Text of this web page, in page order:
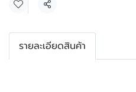
แชร์
รายละเอียดสินค้า